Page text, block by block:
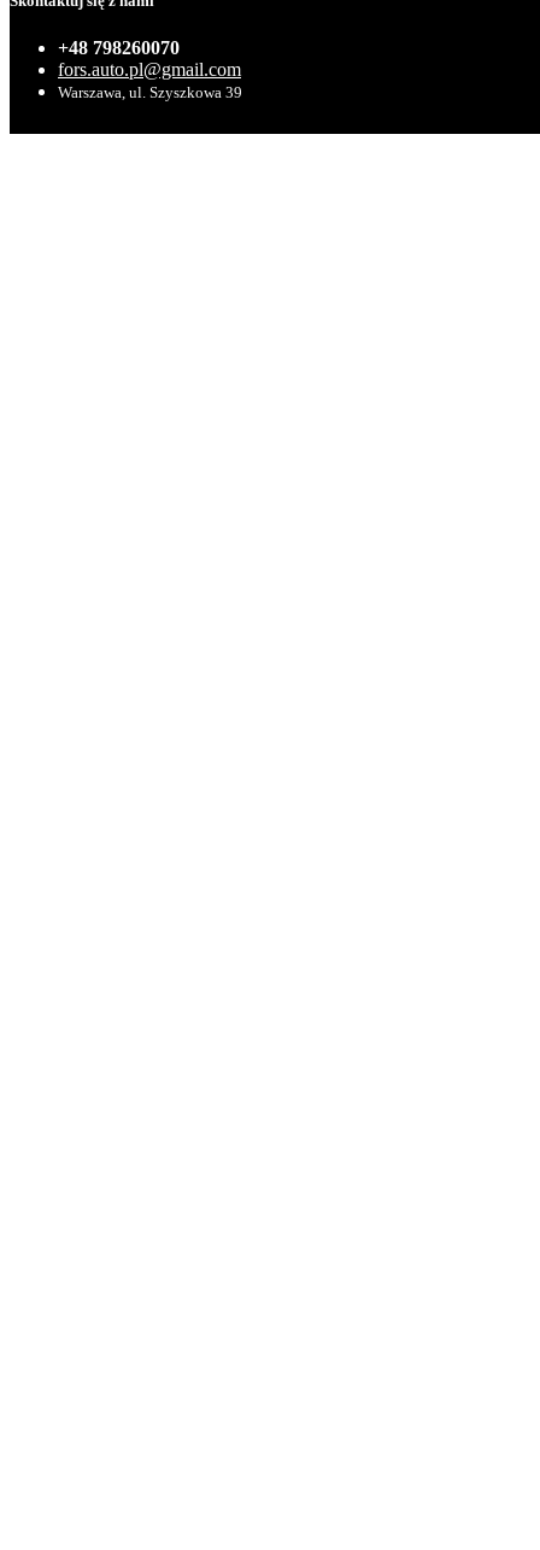
+48 798260070
fors.auto.pl@gmail.com
Warszawa, ul. Szyszkowa 39